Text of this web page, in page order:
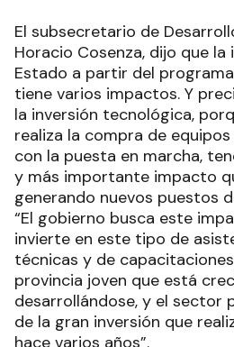
El subsecretario de
Horacio Cosenza, dijo que la
Estado a partir del
tiene varios impactos. Y
la inversión tecnológica,
realiza la compra de
con la puesta en marcha,
y más importante impacto
generando nuevos puestos
“El gobierno busca este
invierte en este tipo de
técnicas y de
provincia joven que está
desarrollándose, y el sector
de la gran inversión que
hace varios años”.